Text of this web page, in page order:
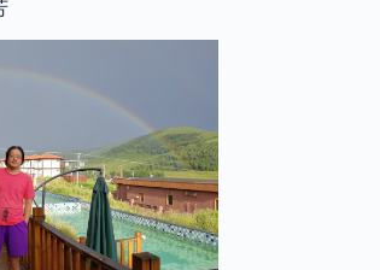
系列定档，♾️美背，全
？小米公关一号位是烫手山